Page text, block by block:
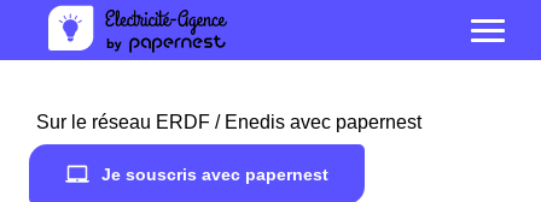
Sur le réseau ERDF / Enedis avec papernest
Je souscris avec papernest